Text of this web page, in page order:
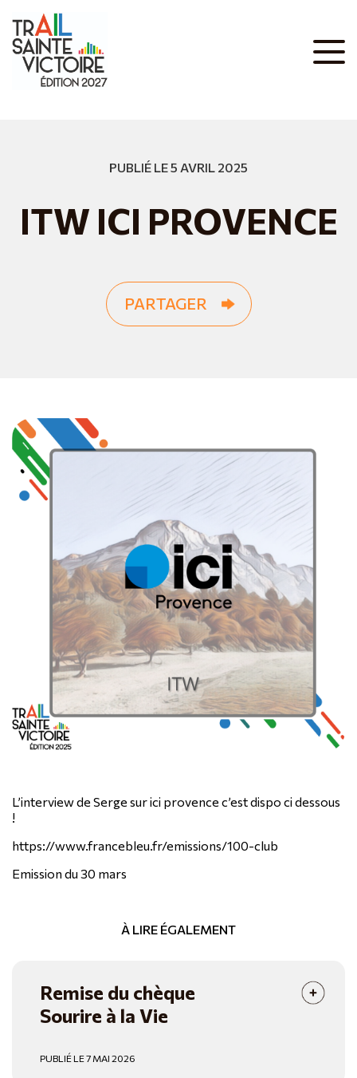
PUBLIÉ LE 5 AVRIL 2025
ITW ICI PROVENCE
PARTAGER
L’interview de Serge sur ici provence c’est dispo ci dessous
!
https://www.francebleu.fr/emissions/100-club
Emission du 30 mars
À LIRE ÉGALEMENT
Remise du chèque
Sourire à la Vie
PUBLIÉ LE 7 MAI 2026